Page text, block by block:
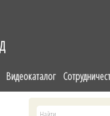
Видеокаталог